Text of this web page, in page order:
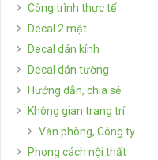
Công trình thực tế
Decal 2 mặt
Decal dán kính
Decal dán tường
Hướng dẫn, chia sẻ
Không gian trang trí
Văn phòng, Công ty
Phong cách nội thất